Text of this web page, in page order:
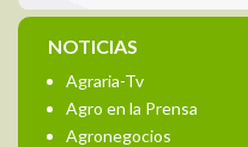
NOTICIAS
Agraria-Tv
Agro en la Prensa
Agronegocios